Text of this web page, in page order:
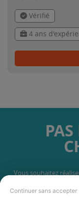
Continuer sans accepter
Vérifié
4 ans
Vous souhaitez